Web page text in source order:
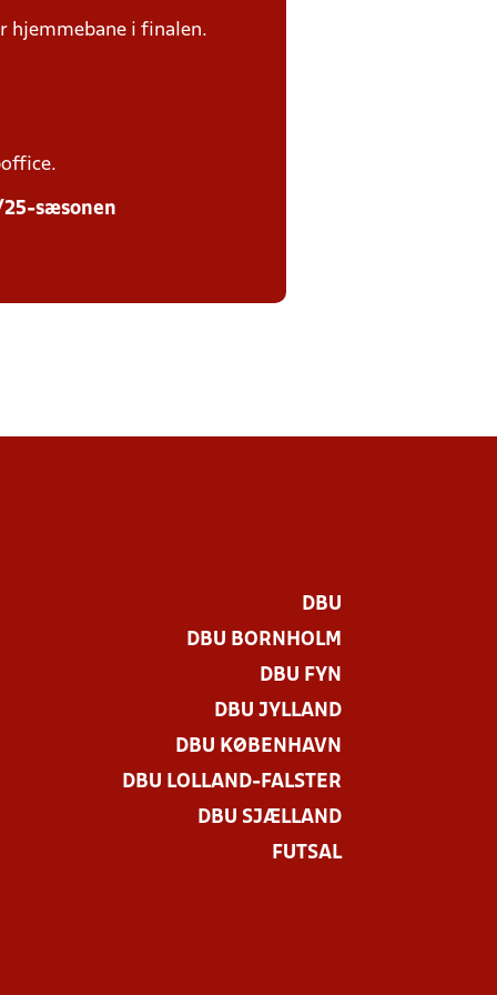
hjemmebane i finalen.
sæsonen
DBU
DBU BORNHOLM
DBU FYN
DBU JYLLAND
DBU KØBENHAVN
DBU LOLLAND-FALSTER
DBU SJÆLLAND
FUTSAL